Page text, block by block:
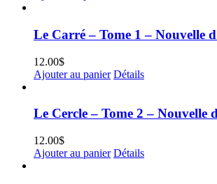
Le Carré – Tome 1 – Nouvelle
12.00$
Ajouter au panier Détails
Le Cercle – Tome 2 – Nouvelle
12.00$
Ajouter au panier Détails